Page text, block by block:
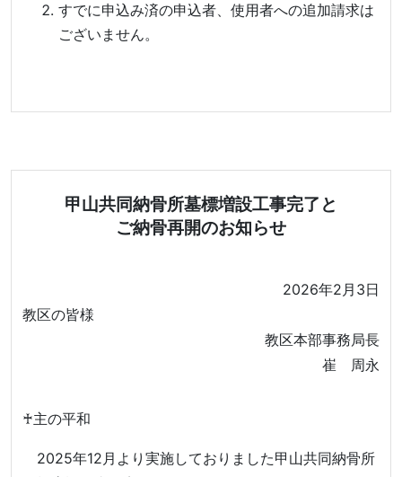
すでに申込み済の申込者、使用者への追加請求は
ございません。
甲山共同納骨所墓標増設工事完了と
ご納骨再開のお知らせ
2026年2月3日
教区の皆様
教区本部事務局長
崔 周永
♰主の平和
2025年12月より実施しておりました甲山共同納骨所